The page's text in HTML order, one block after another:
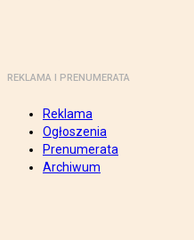
REKLAMA I PRENUMERATA
Reklama
Ogłoszenia
Prenumerata
Archiwum